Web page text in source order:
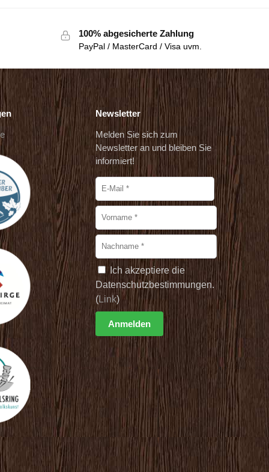
100% abgesicherte Zahlung
PayPal / MasterCard / Visa uvm.
Newsletter
Melden Sie sich zum
Newsletter an und bleiben Sie
informiert!
Ich akzeptiere die
Datenschutzbestimmungen.
(Link)